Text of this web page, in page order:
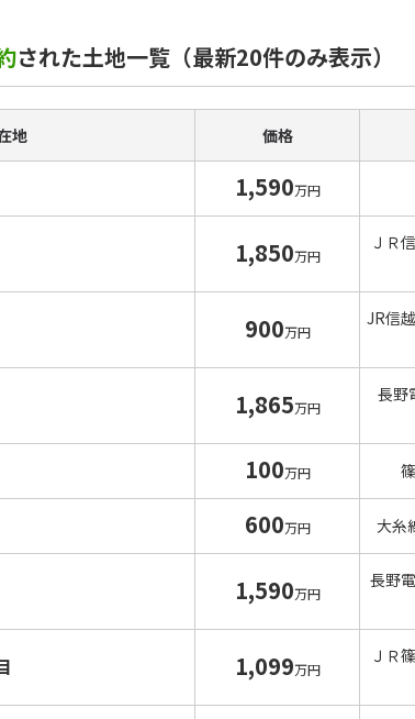
された土地一覧（最新20件のみ表示）
地 価格
1,590万円
1,850万円
ＪＲ
900万円
JR信
1,865万円
長野
100万円
600万円 大
1,590万円
長野
1,099万円
ＪＲ